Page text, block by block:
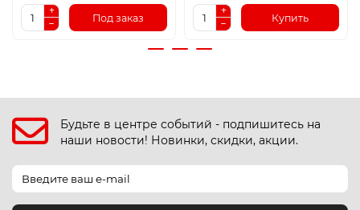
Под заказ Купить
Будьте в центре событий - подпишитесь на
наши новости! Новинки, скидки, акции.